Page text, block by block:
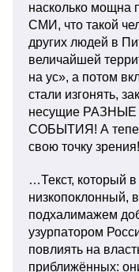
насколько мощна
СМИ, что такой
других людей в
величайшей
на ус», а потом
стали изгонять,
несущие
СОБЫТИЯ! А
свою точку
…Текст, который
низкопоклонный,
подхалимажем
узурпатором
повлиять на
приближённых: